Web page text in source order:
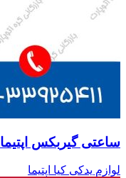
ساعتی گیربکس اپتیما
لوازم یدکی کیا اپتیما